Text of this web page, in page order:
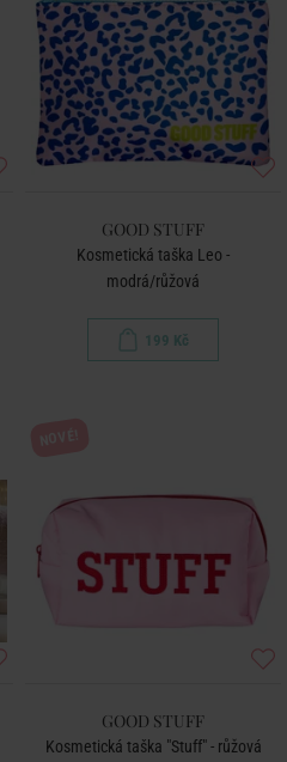
GOOD STUFF
Kosmetická taška Leo -
modrá/růžová
199 Kč
GOOD STUFF
Kosmetická taška "Stuff" - růžová